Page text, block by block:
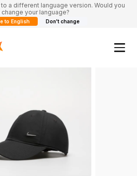
a different language version. Would you
your language?
to English Don't change